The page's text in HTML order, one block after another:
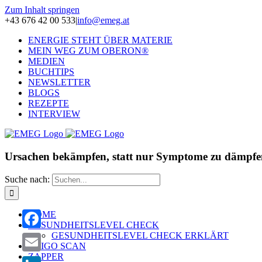
Zum Inhalt springen
+43 676 42 00 533|info@emeg.at
ENERGIE STEHT ÜBER MATERIE
MEIN WEG ZUM OBERON®
MEDIEN
BUCHTIPS
NEWSLETTER
BLOGS
REZEPTE
INTERVIEW
Ursachen bekämpfen, statt nur Symptome zu
Suche nach:
HOME
GESUNDHEITSLEVEL CHECK
GESUNDHEITSLEVEL CHECK ERKLÄRT
OLIGO SCAN
ZAPPER
Facebook